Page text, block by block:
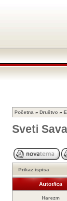
Početna » Društvo »
Sveti
Prikaz ispisa
Autor/ica
Harezm